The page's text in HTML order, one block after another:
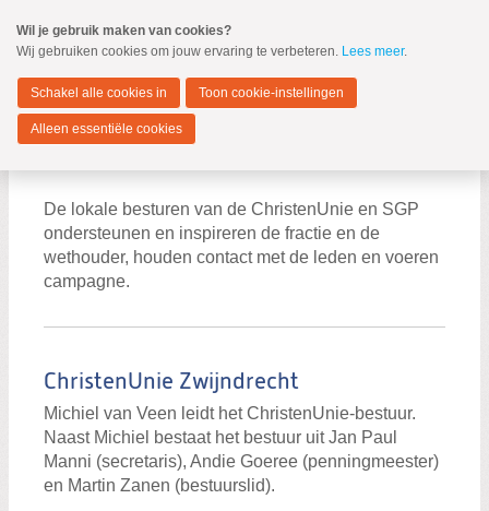
naar
Spring
de
inhoud
Spring
naar
Zwijndrecht
MENU
Wethouder
Zoeken:
Zoeken
De lokale besturen van de ChristenUnie en SGP
ondersteunen en inspireren de fractie en de
wethouder, houden contact met de leden en voeren
campagne.
ChristenUnie Zwijndrecht
Michiel van Veen leidt het ChristenUnie-bestuur.
Naast Michiel bestaat het bestuur uit Jan Paul
Manni (secretaris), Andie Goeree (penningmeester)
en Martin Zanen (bestuurslid).
Wil je gebruik maken van cookies?
Wij gebruiken cookies om jouw ervaring te verbeteren. Lees meer.
Schakel alle cookies in Toon cookie-instellingen
Alleen essentiële cookies